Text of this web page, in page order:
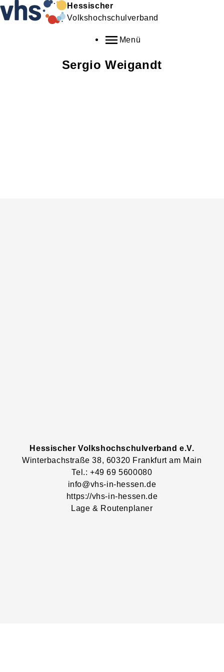
Hessischer
Volkshochschulverband
Menü
SergioWeigandt
Hessischer Volkshochschulverband e.V.
Winterbachstraße 38, 60320 Frankfurt am Main
Tel.: +49 69 5600080
info@vhs-in-hessen.de
https://vhs-in-hessen.de
Lage & Routenplaner